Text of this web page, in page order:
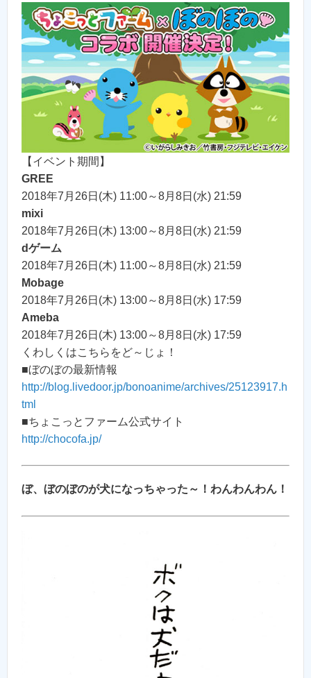
【イベント期間】
GREE
2018年7月26日(木) 11:00～8月8日(水) 21:59
mixi
2018年7月26日(木) 13:00～8月8日(水) 21:59
dゲーム
2018年7月26日(木) 11:00～8月8日(水) 21:59
Mobage
2018年7月26日(木) 13:00～8月8日(水) 17:59
Ameba
2018年7月26日(木) 13:00～8月8日(水) 17:59
くわしくはこちらをど～じょ！
■ぼのぼの最新情報
http://blog.livedoor.jp/bonoanime/archives/25123917.h
tml
■ちょこっとファーム公式サイト
http://chocofa.jp/
ぼ、ぼのぼのが犬になっちゃった～！わんわんわん！